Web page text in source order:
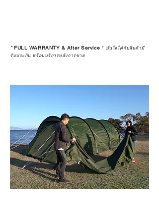
*FULL WARRANTY & After Service * มั่นใจได้กับสินค้ามี
รับประกัน พร้อมบริการหลังการขาย